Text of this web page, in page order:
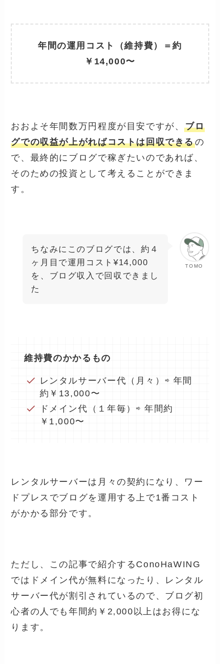
年間の運用コスト（維持費）＝約
￥14,000〜
おおよそ年間数万円程度が目安ですが、ブロ
グでの収益が上がればコストは回収できるの
で、最終的にブログで稼ぎたいのであれば、
そのための投資として考えることができま
す。
TOMO
ちなみにこのブログでは、約４
ヶ月目で運用コスト¥14,000
を、ブログ収入で回収できまし
た
維持費のかかるもの
レンタルサーバー代（月々）⇨ 年間
約￥13,000〜
ドメイン代（１年毎）⇨ 年間約
￥1,000〜
レンタルサーバーは月々の契約になり、ワー
ドプレスでブログを運用する上で1番コスト
がかかる部分です。
ただし、この記事で紹介するConoHaWING
ではドメイン代が無料になったり、レンタル
サーバー代が割引されているので、ブログ初
心者の人でも年間約￥2,000以上はお得にな
ります。